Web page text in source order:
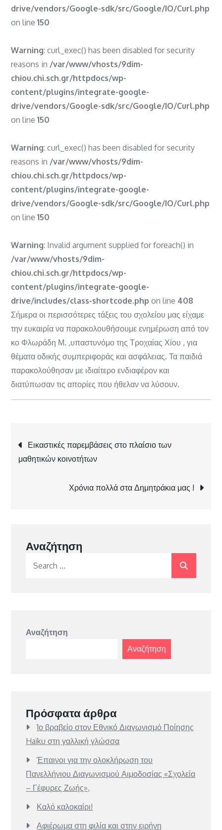
drive/vendors/Google-sdk/src/Google/IO/Curl.php
on line150
Warning: curl_exec() has been disabled for security
reasons in /var/www/vhosts/9dim-
chiou.chi.sch.gr/httpdocs/wp-
content/plugins/integrate-google-
drive/vendors/Google-sdk/src/Google/IO/Curl.php
on line150
Warning: curl_exec() has been disabled for security
reasons in /var/www/vhosts/9dim-
chiou.chi.sch.gr/httpdocs/wp-
content/plugins/integrate-google-
drive/vendors/Google-sdk/src/Google/IO/Curl.php
on line150
Warning: Invalid argument supplied for foreach() in
/var/www/vhosts/9dim-
chiou.chi.sch.gr/httpdocs/wp-
content/plugins/integrate-google-
drive/includes/class-shortcode.php on line 408
Σήμερα οι περισσότερες τάξεις του σχολείου μας είχαμε
την ευκαιρία να παρακολουθήσουμε ενημέρωση από τον
κο Φλωράδη Μ. ,υπαστυνόμο της Τροχαίας Χίου , για
θέματα οδικής συμπεριφοράς και ασφάλειας. Τα παιδιά
παρακολούθησαν με ιδιαίτερο ενδιαφέρον και
διατύπωσαν τις απορίες που ήθελαν να λύσουν.
Πλοήγηση
άρθρων
Εικαστικές παρεμβάσεις στο πλαίσιο των
μαθητικών κοινοτήτων
Χρόνια πολλά στα Δημητράκια μας !
Αναζήτηση
Αναζήτηση
Αναζήτηση
Πρόσφατα άρθρα
1ο βραβείο στον Εθνικό Διαγωνισμό Ποίησης
Haïku στη γαλλική γλώσσα
Έπαινοι για την ολοκλήρωση του
Πανελλήνιου Διαγωνισμού Αιμοδοσίας «Σχολεία
– Γέφυρες Ζωής»,
Καλό καλοκαίρι!
Αφιέρωμα στη φιλία και στην ειρήνη